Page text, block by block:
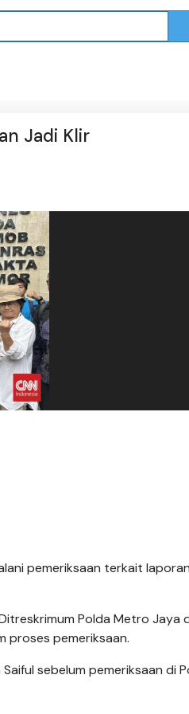
Jadi Klir
pemeriksaan terkait laporan
Polda Metro Jaya
proses pemeriksaan.
sebelum pemeriksaan di